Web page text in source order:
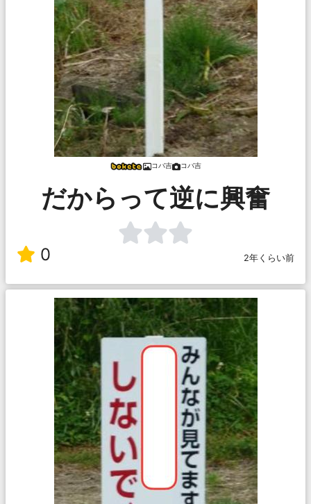
コバ吉 コバ吉
だからって逆に興奮
0 2年くらい前